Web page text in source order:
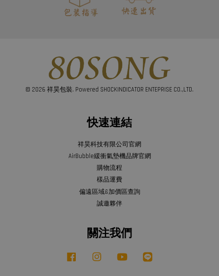
© 2026 祥昊包裝. Powered SHOCKINDICATOR ENTEPRISE CO.,LTD.
快速連結
祥昊科技有限公司官網
AirBubble緩衝氣墊機品牌官網
購物流程
樣品運費
偏遠區域&加價區查詢
誠邀夥伴
關注我們
Facebook Instagram YouTube